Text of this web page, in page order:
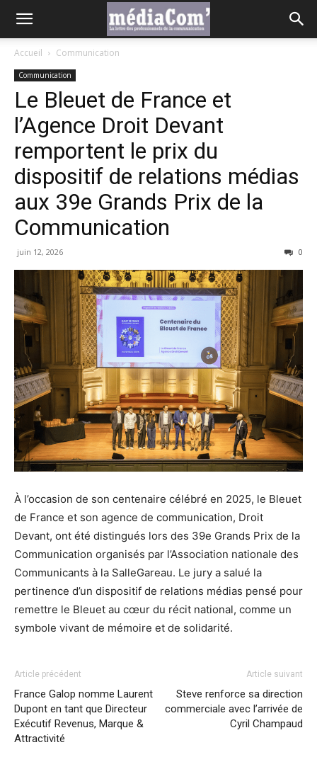
Accueil Communication
Communication
Le Bleuet de France et
l’Agence Droit Devant
remportent le prix du
dispositif de relations médias
aux 39e Grands Prix de la
Communication
juin 12, 2026 0
À l’occasion de son centenaire célébré en 2025, le Bleuet
de France et son agence de communication, Droit
Devant, ont été distingués lors des 39e Grands Prix de la
Communication organisés par l’Association nationale des
Communicants à la SalleGareau. Le jury a salué la
pertinence d’un dispositif de relations médias pensé pour
remettre le Bleuet au cœur du récit national, comme un
symbole vivant de mémoire et de solidarité.
Article précédent
France Galop nomme Laurent
Dupont en tant que Directeur
Exécutif Revenus, Marque &
Attractivité
Article suivant
Steve renforce sa direction
commerciale avec l’arrivée de
Cyril Champaud